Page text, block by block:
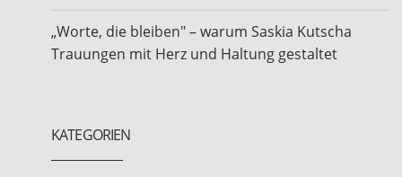
„Worte, die bleiben" – warum Saskia Kutscha
Trauungen mit Herz und Haltung gestaltet
KATEGORIEN